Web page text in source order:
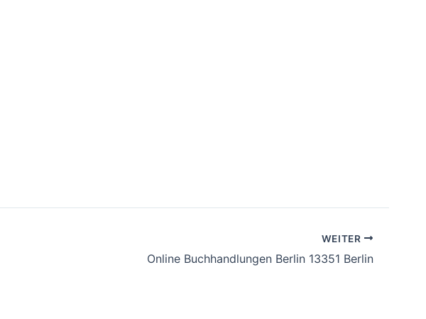
WEITER
Online Buchhandlungen Berlin 13351 Berlin